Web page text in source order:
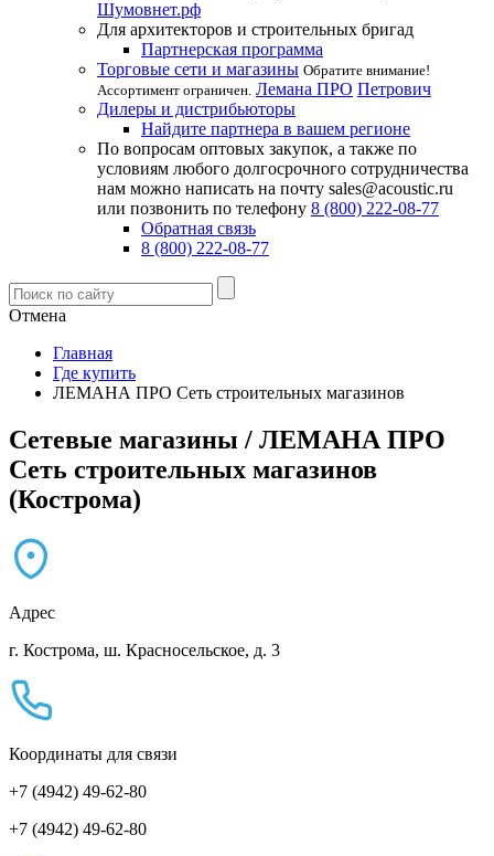
Шумовнет.рф
Для архитекторов и строительных бригад
Партнерская программа
Торговые сети и магазины Обратите внимание!
Ассортимент ограничен. Лемана ПРО Петрович
Дилеры и дистрибьюторы
Найдите партнера в вашем регионе
По вопросам оптовых закупок, а также по
условиям любого долгосрочного сотрудничества
нам можно написать на почту sales@acoustic.ru
или позвонить по телефону 8 (800) 222-08-77
Обратная связь
8 (800) 222-08-77
Отмена
Главная
Где купить
ЛЕМАНА ПРО Сеть строительных магазинов
Сетевые магазины / ЛЕМАНА ПРО
Сеть строительных магазинов
(Кострома)
Адрес
г. Кострома, ш. Красносельское, д. 3
Координаты для связи
+7 (4942) 49-62-80
+7 (4942) 49-62-80